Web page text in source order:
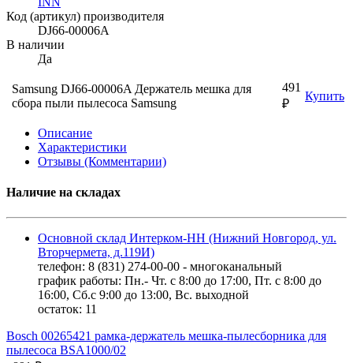
Код (артикул) производителя
DJ66-00006A
В наличии
Да
Samsung DJ66-00006A Держатель мешка для
сбора пыли пылесоса Samsung
491
₽
Купить
Описание
Характеристики
Отзывы (Комментарии)
Наличие на складах
Основной склад Интерком-НН (Нижний Новгород, ул.
Вторчермета, д.119И)
телефон: 8 (831) 274-00-00 - многоканальный
график работы: Пн.- Чт. с 8:00 до 17:00, Пт. с 8:00 до
16:00, Сб.с 9:00 до 13:00, Вс. выходной
остаток: 11
Bosch 00265421 рамка-держатель мешка-пылесборника для
пылесоса BSA1000/02